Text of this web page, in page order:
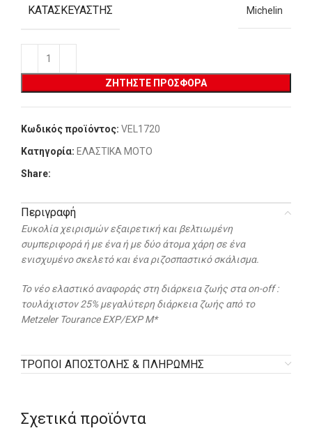
ΚΑΤΑΣΚΕΥΑΣΤΉΣ Michelin
ΖΗΤΉΣΤΕ ΠΡΟΣΦΟΡΆ
Κωδικός προϊόντος: VEL1720
Κατηγορία: ΕΛΑΣΤΙΚΑ MOTO
Share:
Περιγραφή
Ευκολία χειρισμών εξαιρετική και βελτιωμένη
συμπεριφορά ή με ένα ή με δύο άτομα χάρη σε ένα
ενισχυμένο σκελετό και ένα ριζοσπαστικό σκάλισμα.
Το νέο ελαστικό αναφοράς στη διάρκεια ζωής στα on-off :
τουλάχιστον 25% μεγαλύτερη διάρκεια ζωής από το
Metzeler Tourance EXP/EXP M*
ΤΡΟΠΟΙ ΑΠΟΣΤΟΛΗΣ & ΠΛΗΡΩΜΗΣ
Σχετικά προϊόντα